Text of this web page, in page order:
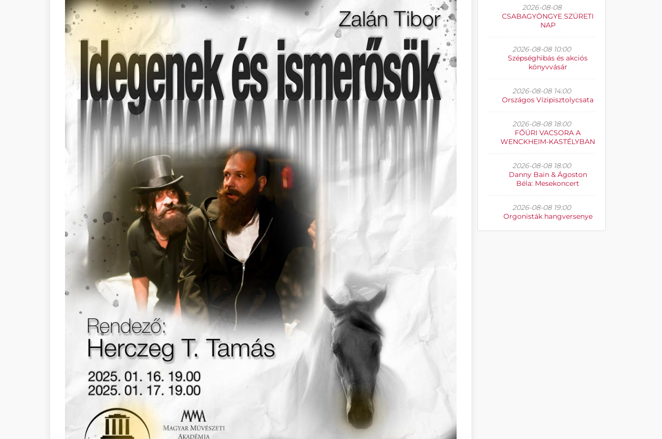
2026-08-08
CSABAGYÖNGYE SZÜRETI
NAP
2026-08-08 10:00
Szépséghibás és akciós
könyvvásár
2026-08-08 14:00
Országos Vízipisztolycsata
2026-08-08 18:00
FŐÚRI VACSORA A
WENCKHEIM-KASTÉLYBAN
2026-08-08 18:00
Danny Bain & Ágoston
Béla: Mesekoncert
2026-08-08 19:00
Orgonisták hangversenye